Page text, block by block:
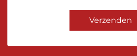
Verzenden